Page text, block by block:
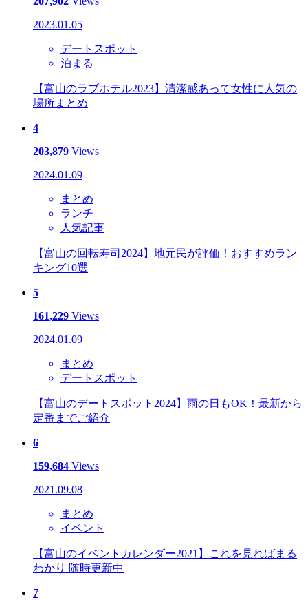
2023.01.05
デートスポット
泊まる
【富山のラブホテル2023】清潔感あって女性に人気の
場所まとめ
4
203,879 Views
2024.01.09
まとめ
ランチ
人気記事
【富山の回転寿司2024】地元民が評価！おすすめラン
キング10選
5
161,229 Views
2024.01.09
まとめ
デートスポット
【富山のデートスポット2024】雨の日もOK！最新から
定番までご紹介
6
159,684 Views
2021.09.08
まとめ
イベント
【富山のイベントカレンダー2021】これを見ればまる
わかり 随時更新中
7